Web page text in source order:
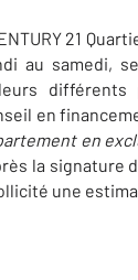
21
au samedi,
différents
en
en
la signature
une